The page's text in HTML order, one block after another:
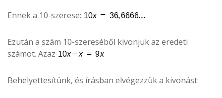
Ennek a 10-szerese:
Ezután a szám 10-szereséből kivonjuk az eredeti
számot. Azaz
Behelyettesítünk, és írásban elvégezzük a kivonást: